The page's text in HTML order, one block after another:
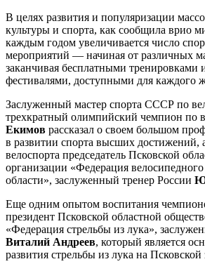
В целях развития и популяризации
культуры и спорта, как сообщила врио
каждым годом увеличивается число
мероприятий — начиная от различных
заканчивая бесплатными тренировками
фестивалями, доступными для каждого
Заслуженный мастер спорта СССР по
трехкратный олимпийский чемпион по
Екимов рассказал о своем большом
в развитии спорта высших достижений,
велоспорта председатель Псковской
организации «Федерация
области», заслуженный тренер России
Еще одним опытом воспитания
президент Псковской областной
«Федерация стрельбы из лука»,
Виталий Андреев, который является
развития стрельбы из лука на Псковской